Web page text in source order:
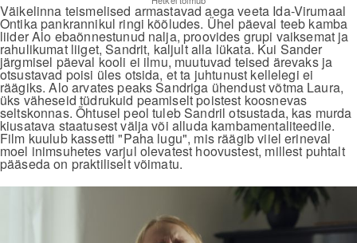
Väikelinna teismelised armastavad aega veeta Ida-Virumaal
Ontika pankrannikul ringi kõõludes. Ühel päeval teeb kamba
liider Alo ebaõnnestunud nalja, proovides grupi vaiksemat ja
rahulikumat liiget, Sandrit, kaljult alla lükata. Kui Sander
järgmisel päeval kooli ei ilmu, muutuvad teised ärevaks ja
otsustavad poisi üles otsida, et ta juhtunust kellelegi ei
räägiks. Alo arvates peaks Sandriga ühendust võtma Laura,
üks väheseid tüdrukuid peamiselt poistest koosnevas
seltskonnas. Õhtusel peol tuleb Sandril otsustada, kas murda
kiusatava staatusest välja või alluda kambamentaliteedile.
Film kuulub kassetti "Paha lugu", mis räägib viiel erineval
moel inimsuhetes varjul olevatest hoovustest, millest puhtalt
pääseda on praktiliselt võimatu.